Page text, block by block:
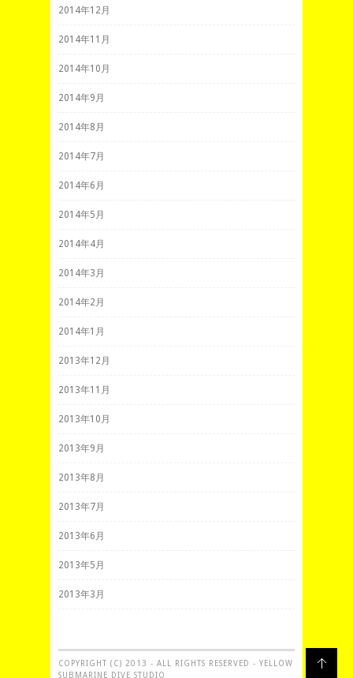
2014年12月
2014年11月
2014年10月
2014年9月
2014年8月
2014年7月
2014年6月
2014年5月
2014年4月
2014年3月
2014年2月
2014年1月
2013年12月
2013年11月
2013年10月
2013年9月
2013年8月
2013年7月
2013年6月
2013年5月
2013年3月
COPYRIGHT (C) 2013 - ALL RIGHTS RESERVED - YELLOW
SUBMARINE DIVE STUDIO